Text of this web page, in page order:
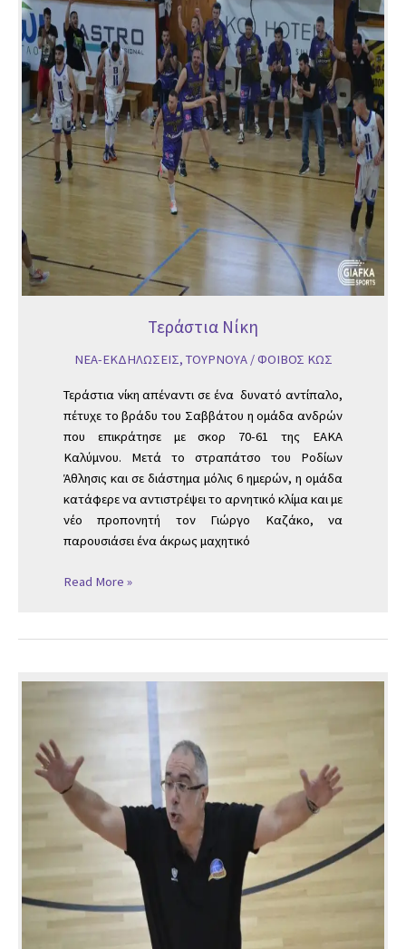
Τεράστια Νίκη
ΝΕΑ-ΕΚΔΗΛΩΣΕΙΣ, ΤΟΥΡΝΟΥΑ/ΦΟΙΒΟΣ ΚΩΣ
Τεράστια νίκη απέναντι σε ένα δυνατό αντίπαλο,
πέτυχε το βράδυ του Σαββάτου η ομάδα ανδρών
που επικράτησε με σκορ 70-61 της ΕΑΚΑ
Καλύμνου. Μετά το στραπάτσο του Ροδίων
Άθλησις και σε διάστημα μόλις 6 ημερών, η ομάδα
κατάφερε να αντιστρέψει το αρνητικό κλίμα και με
νέο προπονητή τον Γιώργο Καζάκο, να
παρουσιάσει ένα άκρως μαχητικό
Read More »
ΚΑΖΑΚΟΣ